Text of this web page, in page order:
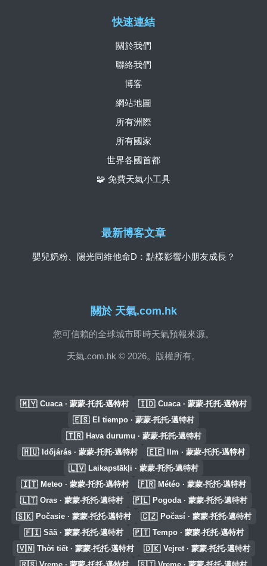
關於 天氣.com.hk
您可信賴的全球城市即時天氣預報來源。
天氣.com.hk © 2026。版權所有。
快速連結
關於我們
聯絡我們
博客
網站地圖
所有洲際
所有國家
世界各國首都
🧩 免費天氣小工具
最新博客文章
嬰兒奶粉、陽光同維他命D：點樣影響小朋友成長？
🇲🇾 Cuaca · 蒙蒙-托托-邁特村 🇮🇩 Cuaca · 蒙蒙-托托-邁特村
🇪🇸 El tiempo · 蒙蒙-托托-邁特村
🇹🇷 Hava durumu · 蒙蒙-托托-邁特村
🇭🇺 Időjárás · 蒙蒙-托托-邁特村 🇪🇪 Ilm · 蒙蒙-托托-邁特村
🇱🇻 Laikapstākļi · 蒙蒙-托托-邁特村
🇮🇹 Meteo · 蒙蒙-托托-邁特村 🇫🇷 Météo · 蒙蒙-托托-邁特村
🇱🇹 Oras · 蒙蒙-托托-邁特村 🇵🇱 Pogoda · 蒙蒙-托托-邁特村
🇸🇰 Počasie · 蒙蒙-托托-邁特村 🇨🇿 Počasí · 蒙蒙-托托-邁特村
🇫🇮 Sää · 蒙蒙-托托-邁特村 🇵🇹 Tempo · 蒙蒙-托托-邁特村
🇻🇳 Thời tiết · 蒙蒙-托托-邁特村 🇩🇰 Vejret · 蒙蒙-托托-邁特村